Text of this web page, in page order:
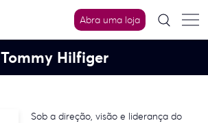
Abra uma loja
Tommy Hilfiger
Sob a direção, visão e liderança do